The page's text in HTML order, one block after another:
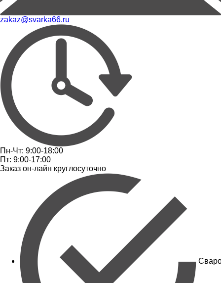
zakaz@svarka66.ru
Пн-Чт: 9:00-18:00
Пт: 9:00-17:00
Заказ он-лайн круглосуточно